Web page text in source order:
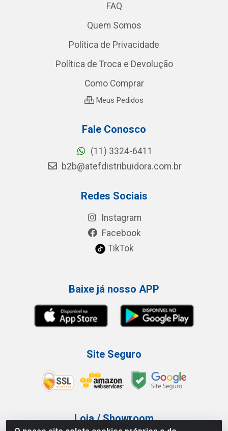
FAQ
Quem Somos
Política de Privacidade
Política de Troca e Devolução
Como Comprar
Meus Pedidos
Fale Conosco
(11) 3324-6411
b2b@atefdistribuidora.com.br
Redes Sociais
Instagram
Facebook
TikTok
Baixe já nosso APP
Site Seguro
Loja / Showroom